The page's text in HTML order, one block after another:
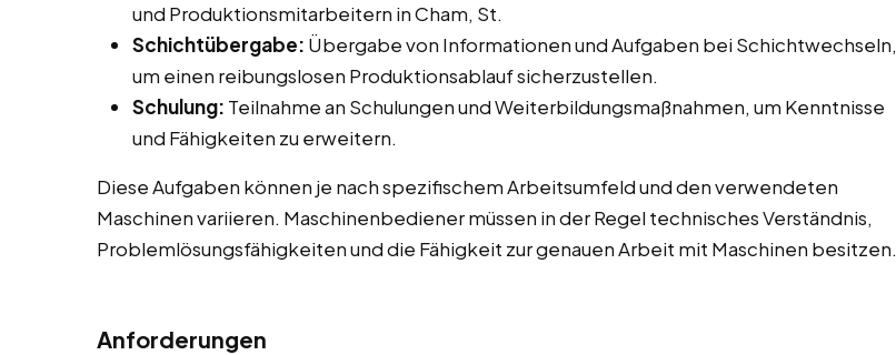
und Produktionsmitarbeitern in Cham, St.
Schichtübergabe: Übergabe von Informationen und Aufgaben bei Schichtwechseln,
um einen reibungslosen Produktionsablauf sicherzustellen.
Schulung: Teilnahme an Schulungen und Weiterbildungsmaßnahmen, um Kenntnisse
und Fähigkeiten zu erweitern.
Diese Aufgaben können je nach spezifischem Arbeitsumfeld und den verwendeten
Maschinen variieren. Maschinenbediener müssen in der Regel technisches Verständnis,
Problemlösungsfähigkeiten und die Fähigkeit zur genauen Arbeit mit Maschinen besitzen.
Anforderungen